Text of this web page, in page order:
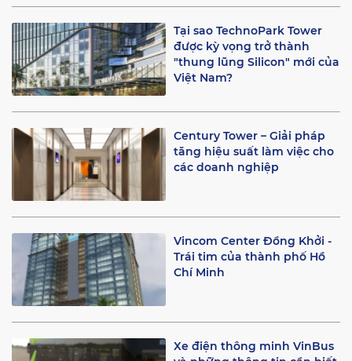
Tại sao TechnoPark Tower
được kỳ vọng trở thành
"thung lũng Silicon" mới của
Việt Nam?
Century Tower – Giải pháp
tăng hiệu suất làm việc cho
các doanh nghiệp
Vincom Center Đồng Khởi -
Trái tim của thành phố Hồ
Chí Minh
Xe điện thông minh VinBus